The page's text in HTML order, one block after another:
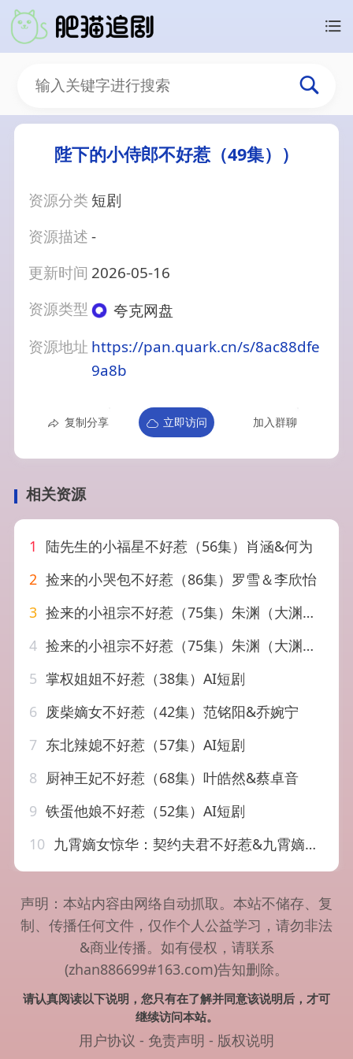
陛下的小侍郎不好惹（49集））
资源分类 短剧
资源描述-
更新时间 2026-05-16
资源类型
夸克网盘
资源地址 https://pan.quark.cn/s/8ac88dfe
9a8b
复制分享 立即访问 加入群聊
相关资源
1
陆先生的小福星不好惹（56集）肖涵&何为
2 捡来的小哭包不好惹（86集）罗雪＆李欣怡
3 捡来的小祖宗不好惹（75集）朱渊（大渊）＆陈晗洢
4 捡来的小祖宗不好惹（75集）朱渊（大渊）＆陈晗洢
5 掌权姐姐不好惹（38集）AI短剧
6 废柴嫡女不好惹（42集）范铭阳&乔婉宁
7 东北辣媳不好惹（57集）AI短剧
8 厨神王妃不好惹（68集）叶皓然&蔡卓音
9 铁蛋他娘不好惹（52集）AI短剧
10 九霄嫡女惊华：契约夫君不好惹&九霄嫡女惊华契约夫君不好惹（105集）AI短剧
声明：本站内容由网络自动抓取。本站不储存、复
制、传播任何文件，仅作个人公益学习，请勿非法
&商业传播。如有侵权，请联系
(zhan886699#163.com)告知删除。
请认真阅读以下说明，您只有在了解并同意该说明后，才可
继续访问本站。
用户协议 - 免责声明 - 版权说明